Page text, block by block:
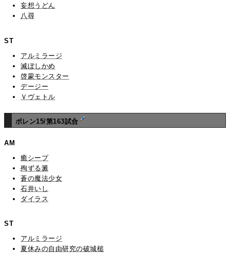
妄想うどん
八尋
ST
アルミラージ
滅ぼしかめ
啓蒙モンスター
デージー
Ｖヴェトル
ポレン15/第163試合
AM
癒シープ
殉ずる澱
蒼の魔法少女
石井いし
ダイラス
ST
アルミラージ
夏休みの自由研究の破城槌